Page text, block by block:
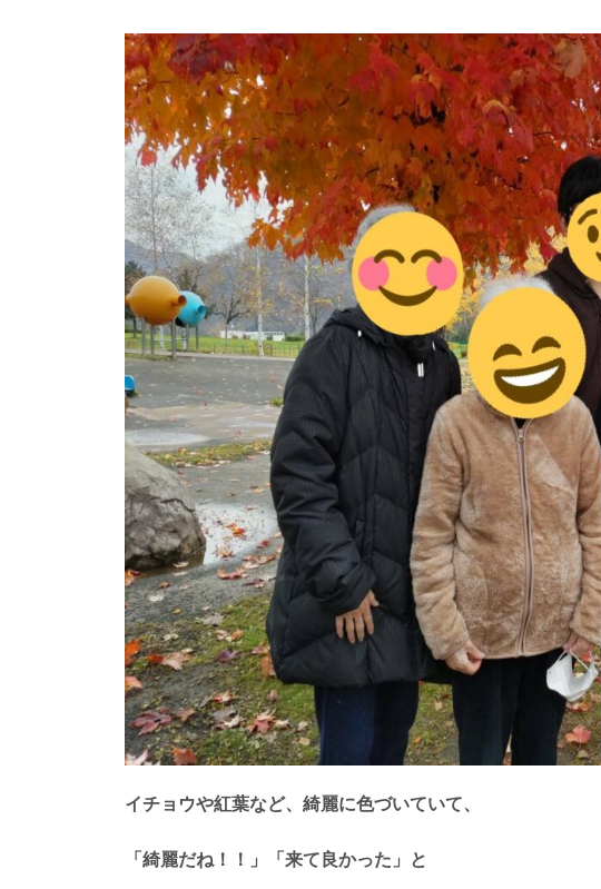
イチョウや紅葉など、綺麗に色づいていて、
「綺麗だね！！」「来て良かった」と